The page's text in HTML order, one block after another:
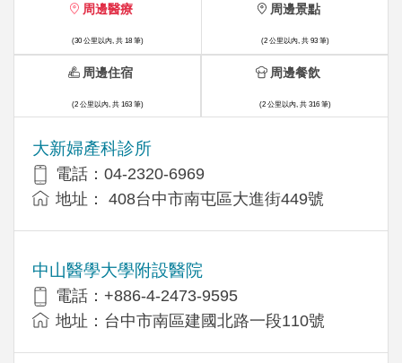
周邊醫療
(30 公里以內, 共 18 筆)
大新婦產科診所
電話：04-2320-6969
地址： 408台中市南屯區大進街449號
中山醫學大學附設醫院
電話：+886-4-2473-9595
地址：台中市南區建國北路一段110號
周邊景點
(2 公里以內, 共 93 筆)
周邊住宿
(2 公里以內, 共 163 筆)
周邊餐飲
(2 公里以內, 共 316 筆)